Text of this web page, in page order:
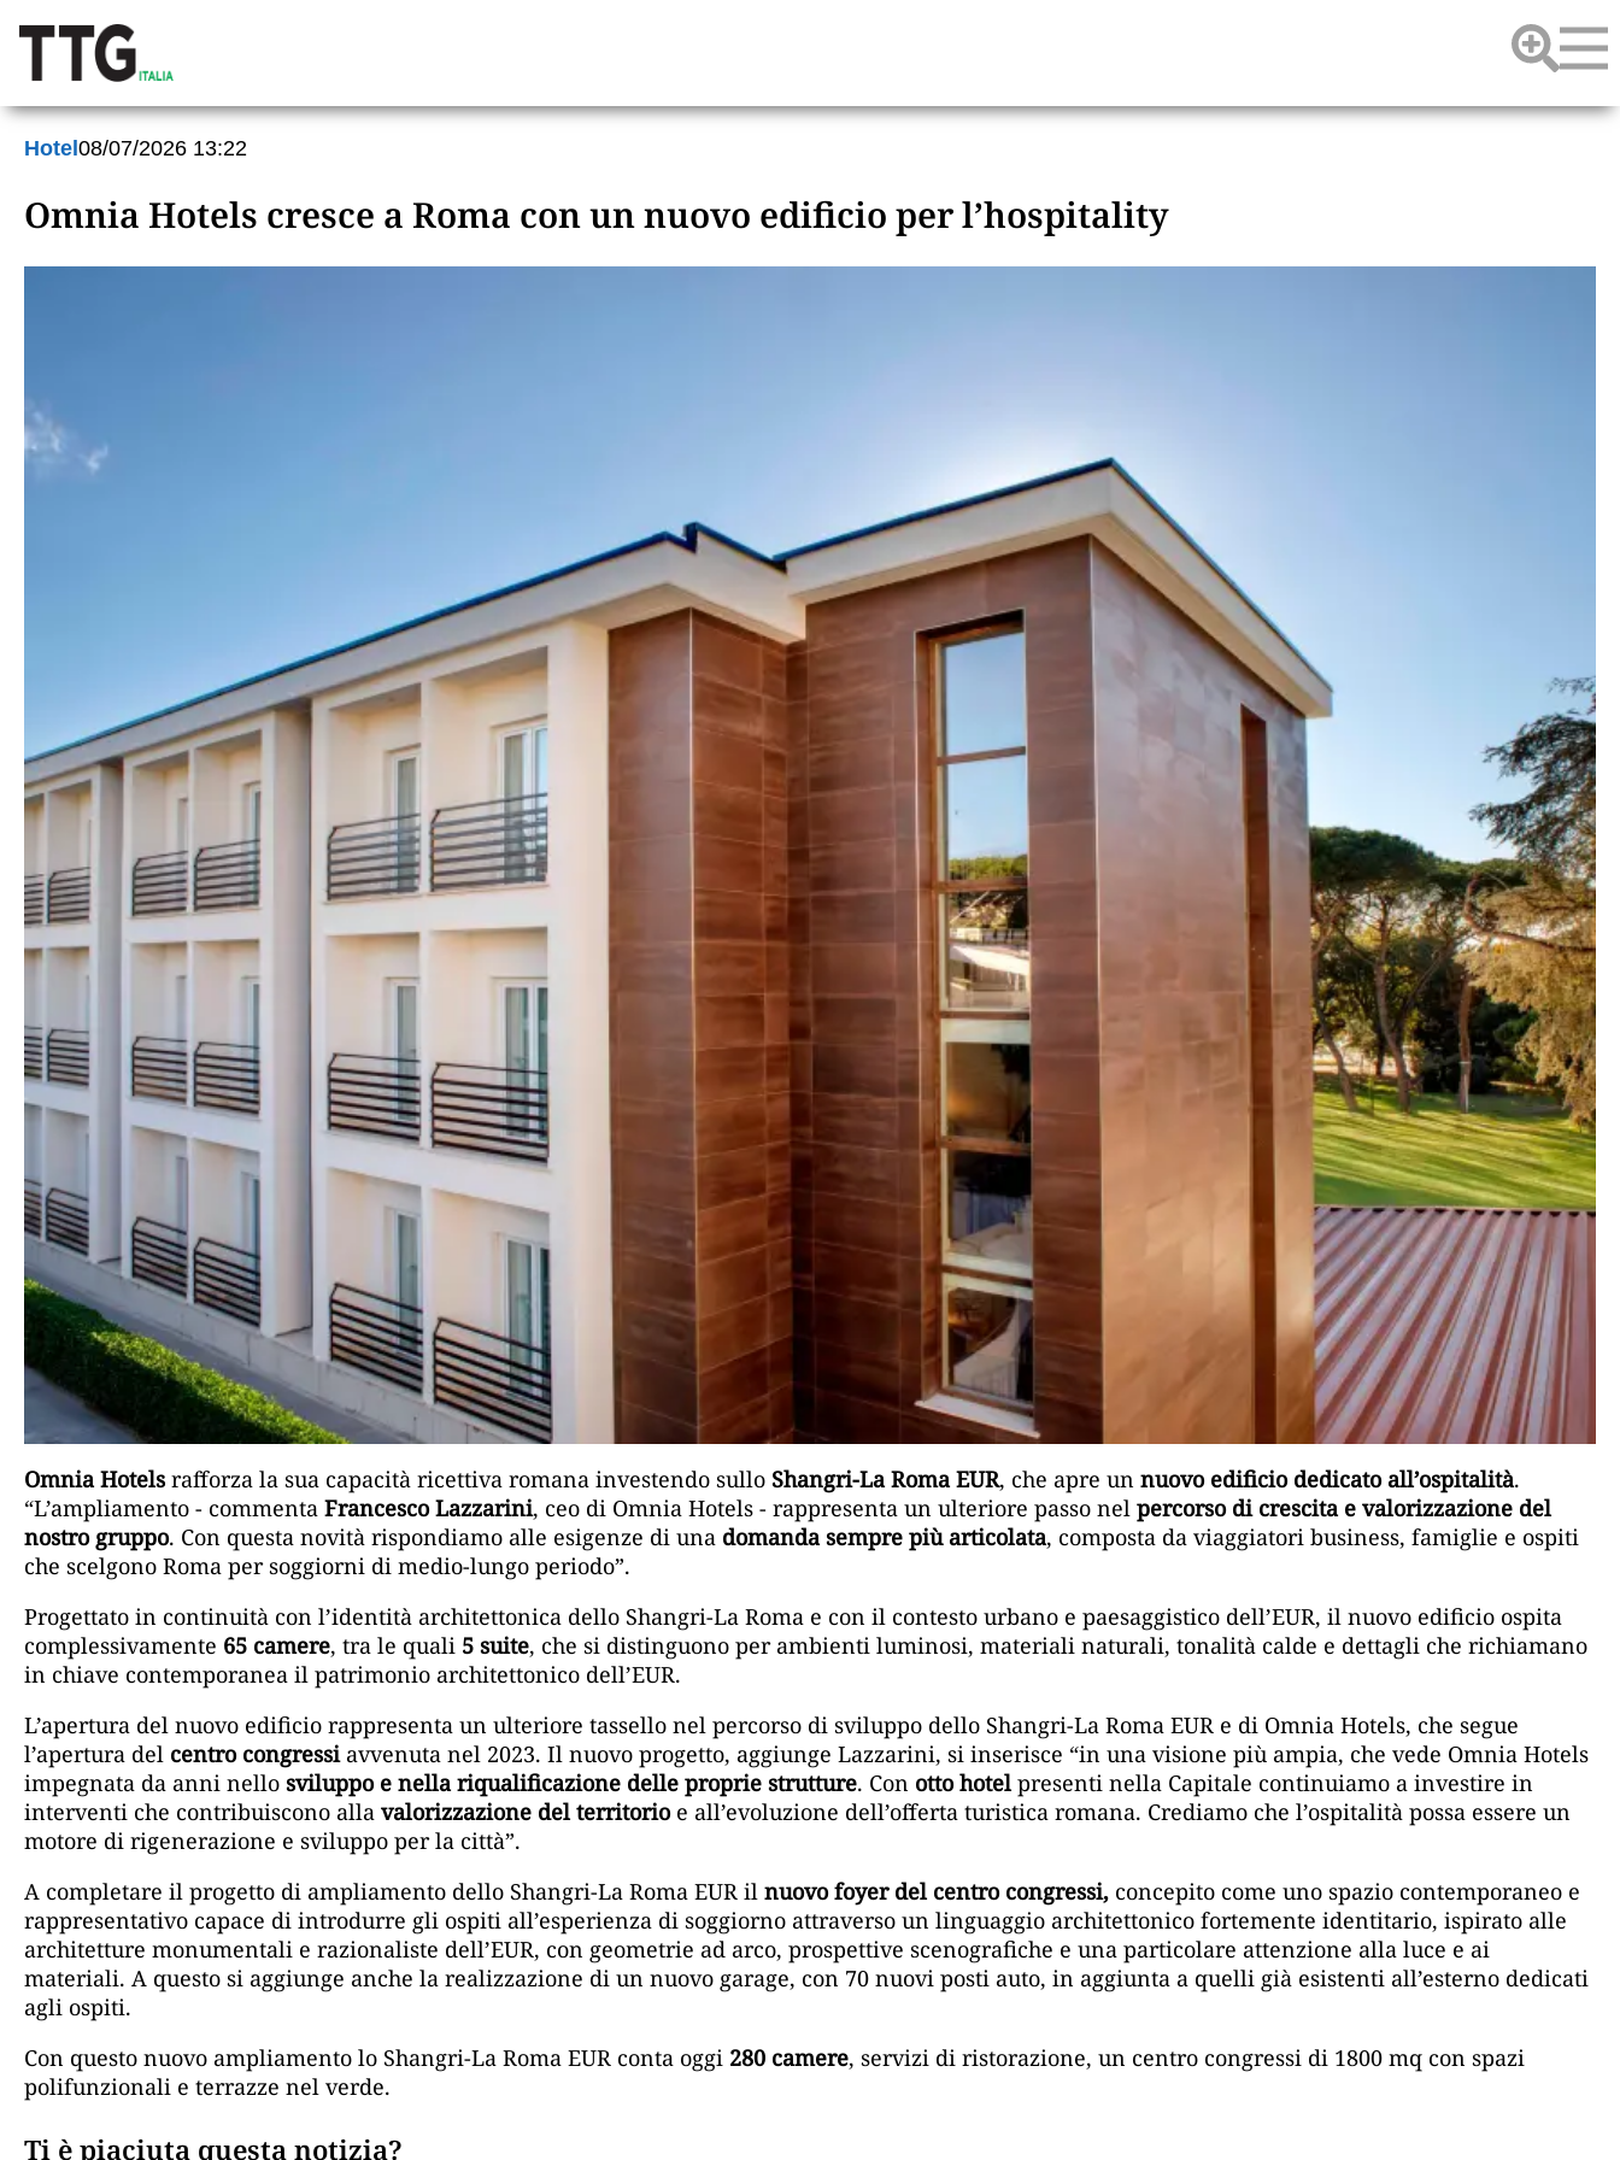
Hotel 08/07/2026 13:22
Omnia Hotels cresce a Roma con un nuovo edificio per l’hospitality
Omnia Hotels rafforza la sua capacità ricettiva romana investendo sullo Shangri-La Roma EUR, che apre un nuovo edificio dedicato all’ospitalità.
“L’ampliamento - commenta Francesco Lazzarini, ceo di Omnia Hotels - rappresenta un ulteriore passo nel percorso di crescita e valorizzazione del
nostro gruppo. Con questa novità rispondiamo alle esigenze di una domanda sempre più articolata, composta da viaggiatori business, famiglie e ospiti
che scelgono Roma per soggiorni di medio-lungo periodo”.
Progettato in continuità con l’identità architettonica dello Shangri-La Roma e con il contesto urbano e paesaggistico dell’EUR, il nuovo edificio ospita
complessivamente 65 camere, tra le quali 5 suite, che si distinguono per ambienti luminosi, materiali naturali, tonalità calde e dettagli che richiamano
in chiave contemporanea il patrimonio architettonico dell’EUR.
L’apertura del nuovo edificio rappresenta un ulteriore tassello nel percorso di sviluppo dello Shangri-La Roma EUR e di Omnia Hotels, che segue
l’apertura del centro congressi avvenuta nel 2023. Il nuovo progetto, aggiunge Lazzarini, si inserisce “in una visione più ampia, che vede Omnia Hotels
impegnata da anni nello sviluppo e nella riqualificazione delle proprie strutture. Con otto hotelpresenti nella Capitale continuiamo a investire in
interventi che contribuiscono alla valorizzazione del territorioe all’evoluzione dell’offerta turistica romana. Crediamo che l’ospitalità possa essere un
motore di rigenerazione e sviluppo per la città”.
A completare il progetto di ampliamento dello Shangri-La Roma EUR il nuovo foyer del centro congressi, concepito come uno spazio contemporaneo e
rappresentativo capace di introdurre gli ospiti all’esperienza di soggiorno attraverso un linguaggio architettonico fortemente identitario, ispirato alle
architetture monumentali e razionaliste dell’EUR, con geometrie ad arco, prospettive scenografiche e una particolare attenzione alla luce e ai
materiali. A questo si aggiunge anche la realizzazione di un nuovo garage, con 70 nuovi posti auto, in aggiunta a quelli già esistenti all’esterno dedicati
agli ospiti.
Con questo nuovo ampliamento lo Shangri-La Roma EUR conta oggi 280 camere, servizi di ristorazione, un centro congressi di 1800 mq con spazi
polifunzionali e terrazze nel verde.
Ti è piaciuta questa notizia?